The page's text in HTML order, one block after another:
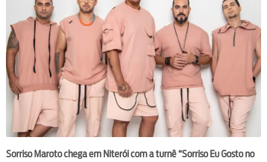
Sorriso Maroto chega em Niterói com a turnê “Sorriso Eu Gosto no